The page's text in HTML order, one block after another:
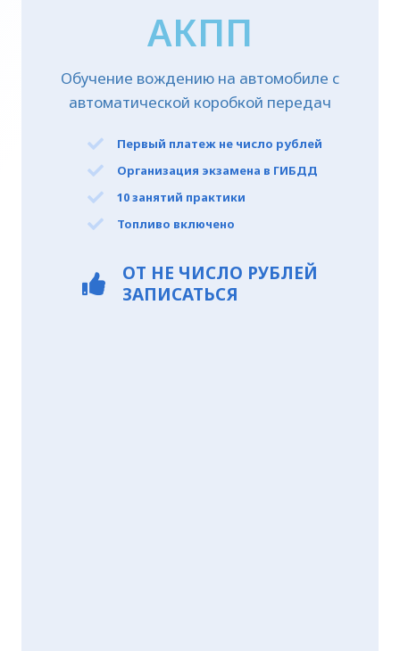
АКПП
Обучение вождению на автомобиле с
автоматической коробкой передач
Первый платеж не число рублей
Организация экзамена в ГИБДД
10 занятий практики
Топливо включено
ОТ НЕ ЧИСЛО РУБЛЕЙ
ЗАПИСАТЬСЯ